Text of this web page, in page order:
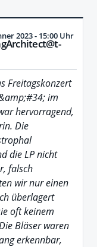
2023 - 15:00 Uhr
Freitagskonzert
im
hervorragend,
Die
die LP nicht
falsch
wir nur einen
überlagert
oft keinem
Bläser waren
erkennbar,